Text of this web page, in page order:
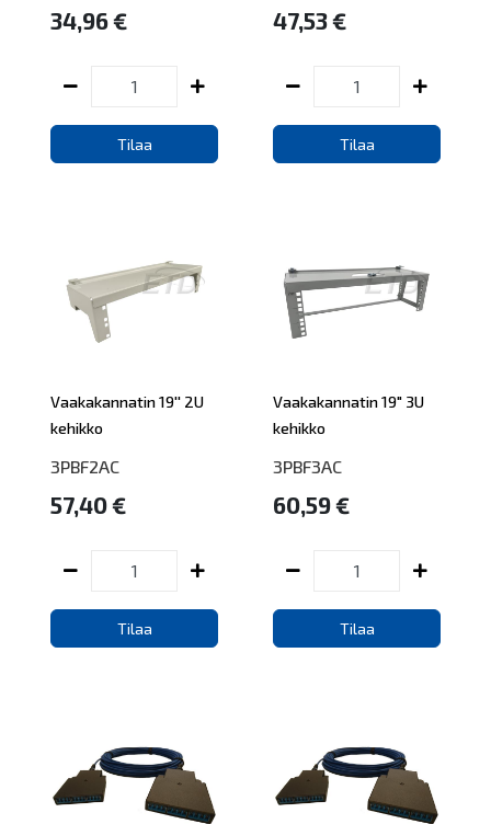
34,96 €
Tilaa
47,53 €
Tilaa
Vaakakannatin 19'' 2U
kehikko
3PBF2AC
57,40 €
Tilaa
Vaakakannatin 19" 3U
kehikko
3PBF3AC
60,59 €
Tilaa